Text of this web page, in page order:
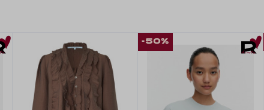
-50%